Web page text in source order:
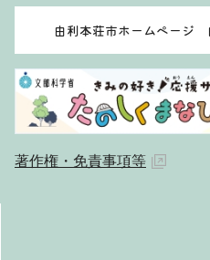
由利本荘市ホームページ
著作権・免責事項等